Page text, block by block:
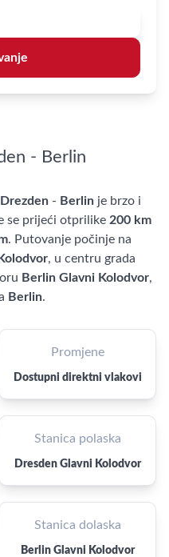
- Berlin
Drezden- Berlinje brzo i
se prijeći otprilike 200 km
. Putovanje počinje na
, u centru grada
Berlin Glavni Kolodvor,
Berlin.
Promjene
Dostupni direktni vlakovi
Stanica polaska
Dresden Glavni Kolodvor
Stanica dolaska
Berlin Glavni Kolodvor